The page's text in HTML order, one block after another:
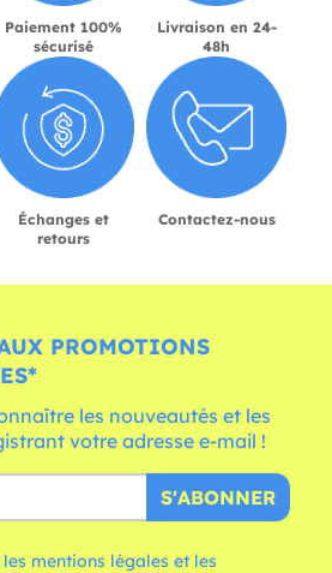
Paiement 100%
sécurisé
Livraison en 24-
48h
Échanges et
retours
Contactez-nous
PROMOTIONS
les nouveautés et les
votre adresse e-mail !
S'ABONNER
mentions légales et les